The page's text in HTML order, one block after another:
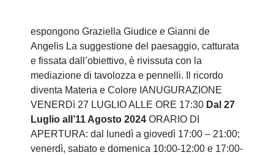
espongono Graziella Giudice e Gianni de
Angelis La suggestione del paesaggio, catturata
e fissata dall’obiettivo, è rivissuta con la
mediazione di tavolozza e pennelli. Il ricordo
diventa Materia e Colore IANUGURAZIONE
VENERDì 27 LUGLIO ALLE ORE 17:30 Dal 27
Luglio all’11 Agosto 2024 ORARIO DI
APERTURA: dal lunedì a giovedì 17:00 – 21:00;
venerdì, sabato e domenica 10:00-12:00 e 17:00-